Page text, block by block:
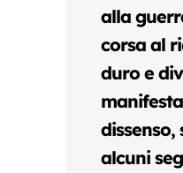
alla
corsa al
duro e
dissenso,
alcuni